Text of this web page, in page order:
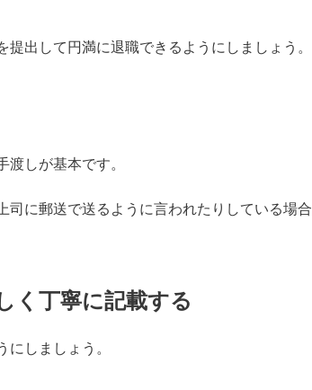
出して円満に退職できるようにしましょう。
しが基本です。
司に郵送で送るように言われたりしている場合
く丁寧に記載する
しましょう。